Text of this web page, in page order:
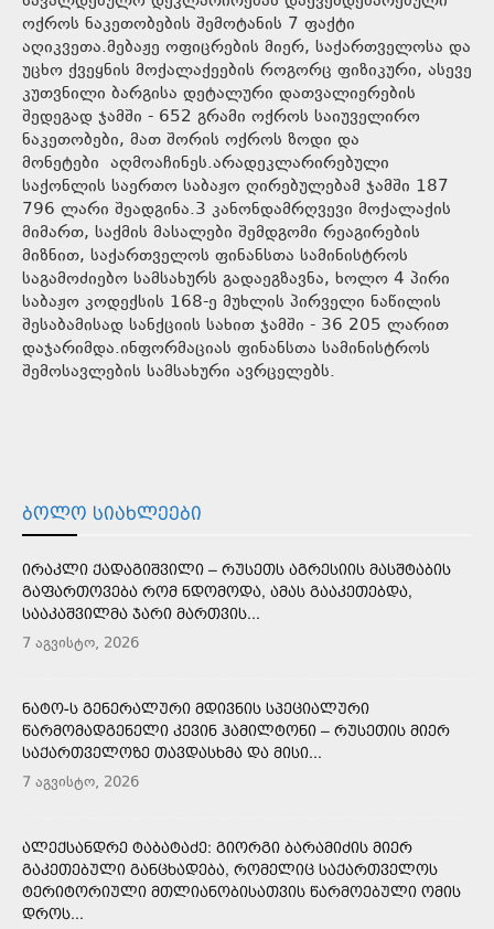
ოქროს ნაკეთობების შემოტანის 7 ფაქტი
აღიკვეთა.მებაჟე ოფიცრების მიერ, საქართველოსა და
უცხო ქვეყნის მოქალაქეების როგორც ფიზიკური, ასევე
კუთვნილი ბარგისა დეტალური დათვალიერების
შედეგად ჯამში - 652 გრამი ოქროს საიუველირო
ნაკეთობები, მათ შორის ოქროს ზოდი და
მონეტები აღმოაჩინეს.არადეკლარირებული
საქონლის საერთო საბაჟო ღირებულებამ ჯამში 187
796 ლარი შეადგინა.3 კანონდამრღვევი მოქალაქის
მიმართ, საქმის მასალები შემდგომი რეაგირების
მიზნით, საქართველოს ფინანსთა სამინისტროს
საგამოძიებო სამსახურს გადაეგზავნა, ხოლო 4 პირი
საბაჟო კოდექსის 168-ე მუხლის პირველი ნაწილის
შესაბამისად სანქციის სახით ჯამში - 36 205 ლარით
დაჯარიმდა.ინფორმაციას ფინანსთა სამინისტროს
შემოსავლების სამსახური ავრცელებს.
ᲑᲝᲚᲝ ᲡᲘᲐᲮᲚᲔᲔᲑᲘ
ᲘᲠᲐᲙᲚᲘ ᲥᲐᲓᲐᲒᲘᲨᲕᲘᲚᲘ – ᲠᲣᲡᲔᲗᲡ ᲐᲒᲠᲔᲡᲘᲘᲡ ᲛᲐᲡᲨᲢᲐᲑᲘᲡ
ᲒᲐᲤᲐᲠᲗᲝᲕᲔᲑᲐ ᲠᲝᲛ ᲜᲓᲝᲛᲝᲓᲐ, ᲐᲛᲐᲡ ᲒᲐᲐᲙᲔᲗᲔᲑᲓᲐ,
ᲡᲐᲐᲙᲐᲨᲕᲘᲚᲛᲐ ᲯᲐᲠᲘ ᲛᲐᲠᲗᲕᲘᲡ...
7 აგვისტო, 2026
ᲜᲐᲢᲝ-Ს ᲒᲔᲜᲔᲠᲐᲚᲣᲠᲘ ᲛᲓᲘᲕᲜᲘᲡ ᲡᲞᲔᲪᲘᲐᲚᲣᲠᲘ
ᲬᲐᲠᲛᲝᲛᲐᲓᲒᲔᲜᲔᲚᲘ ᲙᲔᲕᲘᲜ ᲰᲐᲛᲘᲚᲢᲝᲜᲘ – ᲠᲣᲡᲔᲗᲘᲡ ᲛᲘᲔᲠ
ᲡᲐᲥᲐᲠᲗᲕᲔᲚᲝᲖᲔ ᲗᲐᲕᲓᲐᲡᲮᲛᲐ ᲓᲐ ᲛᲘᲡᲘ...
7 აგვისტო, 2026
ᲐᲚᲔᲥᲡᲐᲜᲓᲠᲔ ᲢᲐᲑᲐᲢᲐᲫᲔ: ᲒᲘᲝᲠᲒᲘ ᲑᲐᲠᲐᲛᲘᲫᲘᲡ ᲛᲘᲔᲠ
ᲒᲐᲙᲔᲗᲔᲑᲣᲚᲘ ᲒᲐᲜᲪᲮᲐᲓᲔᲑᲐ, ᲠᲝᲛᲔᲚᲘᲪ ᲡᲐᲥᲐᲠᲗᲕᲔᲚᲝᲡ
ᲢᲔᲠᲘᲢᲝᲠᲘᲣᲚᲘ ᲛᲗᲚᲘᲐᲜᲝᲑᲘᲡᲐᲗᲕᲘᲡ ᲬᲐᲠᲛᲝᲔᲑᲣᲚᲘ ᲝᲛᲘᲡ
ᲓᲠᲝᲡ...